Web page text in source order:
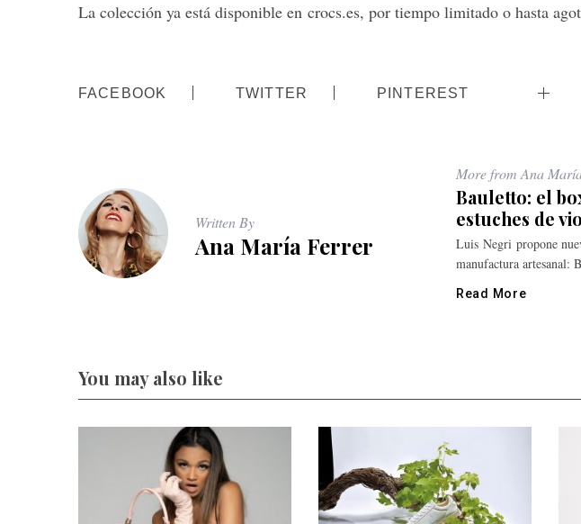
La colección ya está disponible en crocs.es, por tiempo limitado o hasta
FACEBOOK TWITTER PINTEREST
Written By
Ana María Ferrer
More from Ana
Bauletto: el
estuches de
Luis Negri propone
manufactura artesanal:
Read More
You may also like